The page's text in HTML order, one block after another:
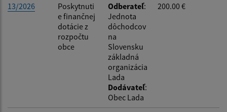
13/2026
Poskytnuti
e finančnej
dotácie z
rozpočtu
obce
Odberateľ:
Jednota
dôchodcov
na
Slovensku
základná
organizácia
Lada
Dodávateľ:
Obec Lada
200.00 €